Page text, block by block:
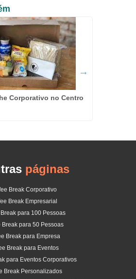
Corporativo no Centro
páginas
Break Corporativo
Break Empresarial
para 100 Pessoas
Break para 50 Pessoas
Break para Empresa
Break para Eventos
para Eventos Corporativos
Break Personalizados